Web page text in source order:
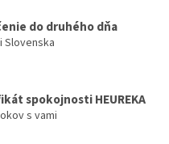
do druhého dňa
Slovenska
spokojnosti HEUREKA
s vami